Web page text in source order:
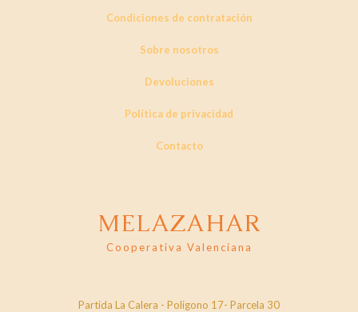
Condiciones de contratación
Sobre nosotros
Devoluciones
Política de privacidad
Contacto
MELAZAHAR
Cooperativa Valenciana
Partida La Calera - Poligono 17- Parcela 30